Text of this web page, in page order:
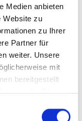
Medien anbieten
Website zu
zu Ihrer
Partner für
weiter. Unsere
mit
bereitgestellt